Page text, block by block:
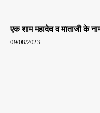
एक शाम महादेव व माताजी के
09/08/2023